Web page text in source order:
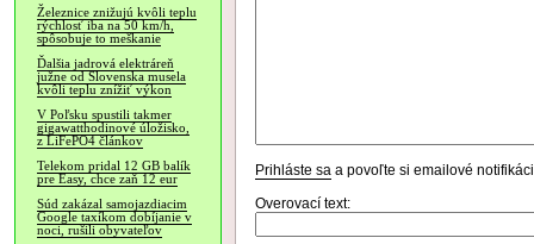
Železnice znižujú kvôli teplu
rýchlosť iba na 50 km/h,
spôsobuje to meškanie
Ďalšia jadrová elektráreň
južne od Slovenska musela
kvôli teplu znížiť výkon
V Poľsku spustili takmer
gigawatthodinové úložisko,
z LiFePO4 článkov
Telekom pridal 12 GB balík
pre Easy, chce zaň 12 eur
Súd zakázal samojazdiacim
Google taxíkom dobíjanie v
noci, rušili obyvateľov
Prihláste sa a povoľte si emailové
Overovací text: